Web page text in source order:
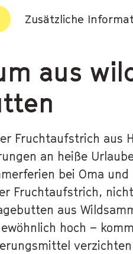
Zusätzliche
aus
Fruchtaufstrich aus
an heiße
bei Oma und
Fruchtaufstrich,
aus
hoch –